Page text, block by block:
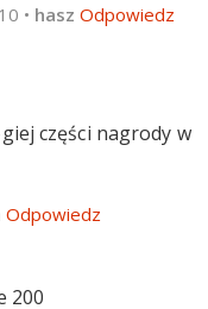
• hasz Odpowiedz
części nagrody w
Odpowiedz
200